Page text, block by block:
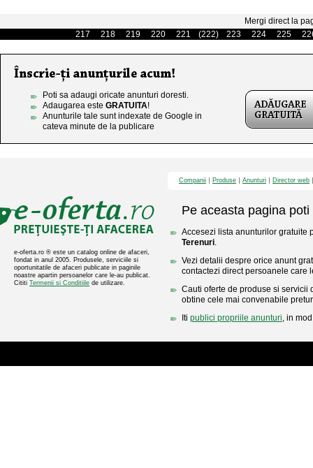
Mergi direct la
217
218 219 220 221 (222) 223 224 225
Poti sa adaugi oricate anunturi doresti.
Adaugarea este GRATUITA!
Anunturile tale sunt indexate de Google in
cateva minute de la publicare
e-oferta.ro ® este un catalog online de afaceri,
fondat in anul 2005. Produsele, serviciile si
oportunitatile de afaceri publicate in paginile
noastre apartin persoanelor care le-au publicat.
Cititi Termenii si Conditiile de utilizare.
Companii Produse Anunturi Director web
Pe aceasta pagina poti
Accesezi lista anunturilor gratuite
Terenuri.
Vezi detalii despre orice anunt
contactezi direct persoanele care
Cauti oferte de produse si servicii
obtine cele mai convenabile
Iti publici propriile anunturi, in